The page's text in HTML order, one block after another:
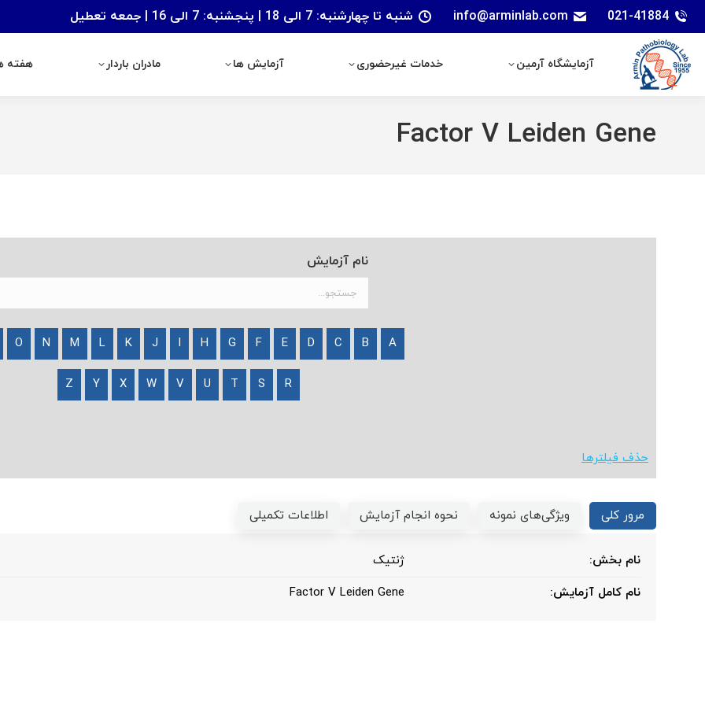
021-41884
info@arminlab.com شنبه تا چهارشنبه: 7 الی 18 | پنجشنبه: 7 الی 16 | جمعه تعطیل
آزمایشگاه آرمین خدمات غیرحضوری آزمایش ها مادران باردار هفته
Factor V Leiden Gene
نام آزمایش
A
B
C
D
E
F
G
H
I
J
K
L
M
N
O
R
S
T
U
V
W
X
Y
Z
حذف فیلترها
مرور کلی ویژگی‌های نمونه نحوه انجام آزمایش اطلاعات تکمیلی
نام بخش:
ژنتیک
نام کامل آزمایش:
Factor V Leiden Gene
آزمایشگاه آرمین خدمات غیرحضوری آزمایش ها مادران باردار